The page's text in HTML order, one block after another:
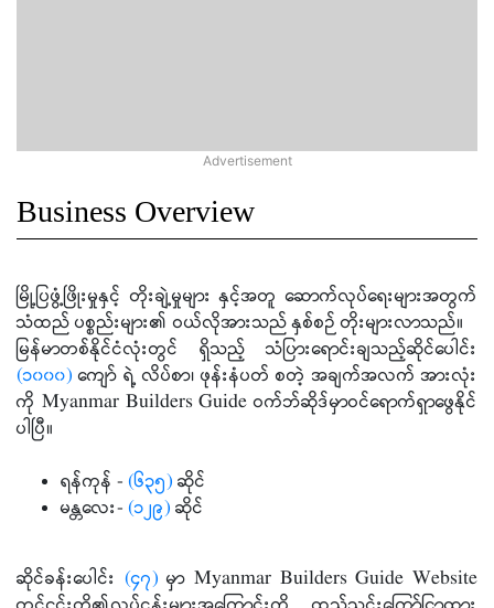
Business Overview
မြို့ပြဖွံ့ဖြိုးမှုနှင့် တိုးချဲ့မှုများ နှင့်အတူ ဆောက်လုပ်ရေးများအတွက်
သံထည် ပစ္စည်းများ၏ ဝယ်လိုအားသည် နှစ်စဉ် တိုးများလာသည်။
မြန်မာတစ်နိုင်ငံလုံးတွင် ရှိသည့် သံပြားရောင်းချသည့်ဆိုင်ပေါင်း
(၁၀၀၀) ကျော် ရဲ့ လိပ်စာ၊ ဖုန်းနံပတ် စတဲ့ အချက်အလက် အားလုံး
ကို Myanmar Builders Guide ဝက်ဘ်ဆိုဒ်မှာဝင်ရောက်ရှာဖွေနိုင်
ပါပြီ။
ရန်ကုန် - (၆၃၅) ဆိုင်
မန္တလေး- (၁၂၉) ဆိုင်
ဆိုင်ခန်းပေါင်း (၄၇) မှာ Myanmar Builders Guide Website